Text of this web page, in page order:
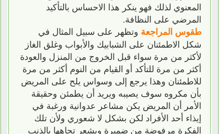
المعنوي لذلك فهو ينكر هذا الاحساس بالتأكيد
المرضي على النظافة.
طقوس المراجعة وتظهر على سبيل المثال في
شكل الاطمئنان على الشبابيك والأبواب وغلق الغاز
لأكثر من مرة سواء قبل الخروج من المنزل والعودة
أكثر من مرة للتأكد أو القيام من النوم أكثر من مرة
للاطمئنان وهذا يرجع إلى وسواس يلح على المريض
بأن مكروه سوف يصيبه ويريد أن يطمئن وحقيقة
الأمر أن المريض يكن مشاعر عدوانية ورغبة في
إيذاء أحد الأفراد لكن بشكل لا شعوري ولأن تلك
الفكرة مرفوضة من ضميرة ويشعر تجاهها بالذنب